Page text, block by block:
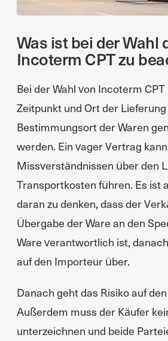
Was ist bei der Wahl
Incoterm CPT zu
Bei der Wahl von Incoterm
Zeitpunkt und Ort der
Bestimmungsort der Waren
werden. Ein vager Vertrag
Missverständnissen über den
Transportkosten führen. Es ist
daran zu denken, dass der
Übergabe der Ware an den
Ware verantwortlich ist,
auf den Importeur über.
Danach geht das Risiko auf
Außerdem muss der Käufer
unterzeichnen und beide